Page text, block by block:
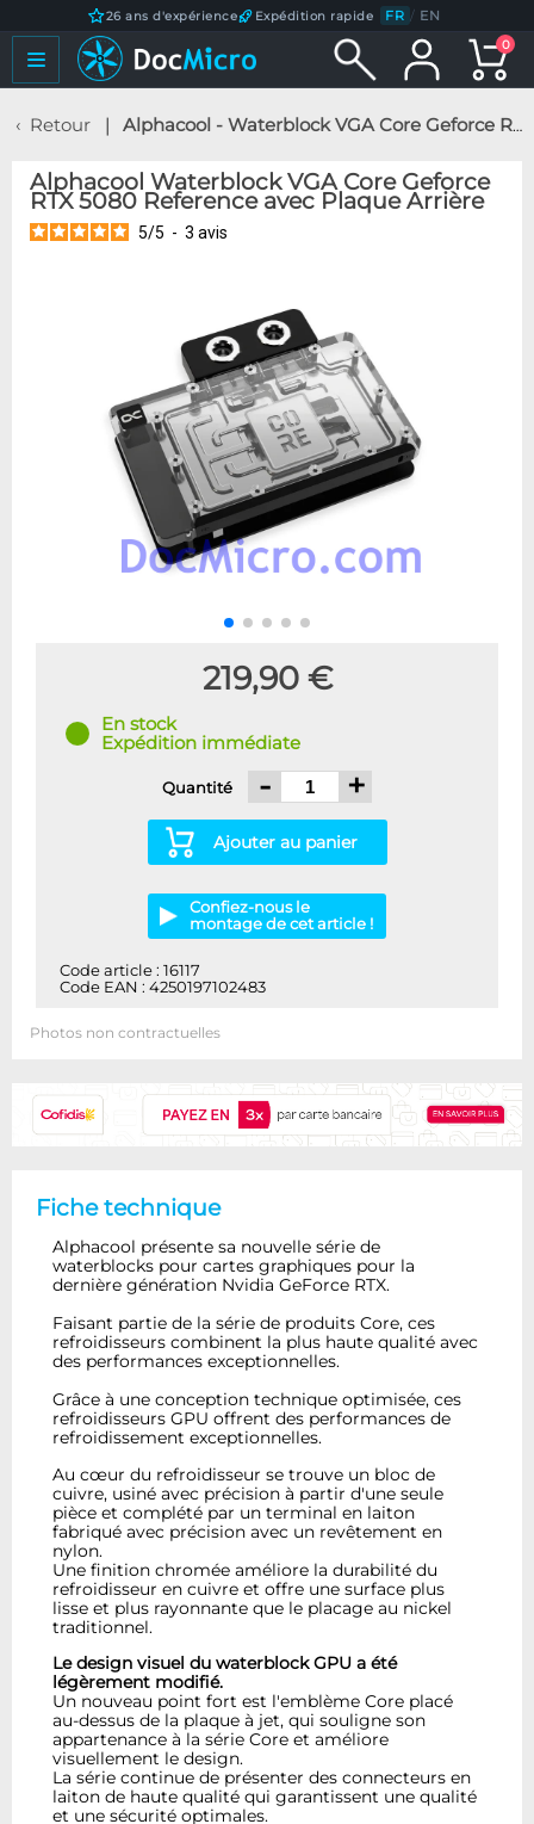
26 ans d'expérience Expédition rapide FR / EN
0
Retour Alphacool - Waterblock VGA Core Geforce RTX 5080 Reference avec Plaque Arrière
Alphacool Waterblock VGA Core Geforce
RTX 5080 Reference avec Plaque Arrière
5/5 - 3 avis
219,90 €
En stock
Expédition immédiate
Quantité - +
Ajouter au panier
Confiez-nous le
montage de cet article !
Code article : 16117
Code EAN : 4250197102483
Photos non contractuelles
Fiche technique
Alphacool présente sa nouvelle série de
waterblocks pour cartes graphiques pour la
dernière génération Nvidia GeForce RTX.
Faisant partie de la série de produits Core, ces
refroidisseurs combinent la plus haute qualité avec
des performances exceptionnelles.
Grâce à une conception technique optimisée, ces
refroidisseurs GPU offrent des performances de
refroidissement exceptionnelles.
Au cœur du refroidisseur se trouve un bloc de
cuivre, usiné avec précision à partir d'une seule
pièce et complété par un terminal en laiton
fabriqué avec précision avec un revêtement en
nylon.
Une finition chromée améliore la durabilité du
refroidisseur en cuivre et offre une surface plus
lisse et plus rayonnante que le placage au nickel
traditionnel.
Le design visuel du waterblock GPU a été
légèrement modifié.
Un nouveau point fort est l'emblème Core placé
au-dessus de la plaque à jet, qui souligne son
appartenance à la série Core et améliore
visuellement le design.
La série continue de présenter des connecteurs en
laiton de haute qualité qui garantissent une qualité
et une sécurité optimales.